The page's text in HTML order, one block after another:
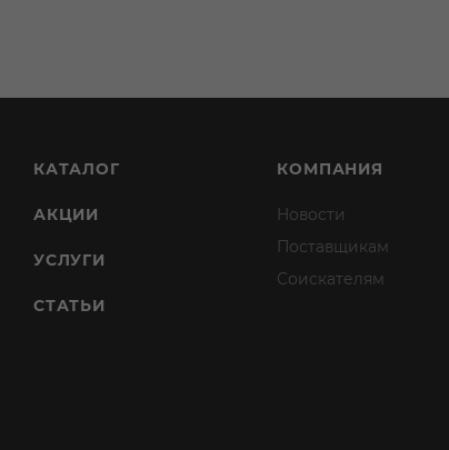
КАТАЛОГ
АКЦИИ
УСЛУГИ
СТАТЬИ
КОМПАНИЯ
Новости
Поставщикам
Соискателям